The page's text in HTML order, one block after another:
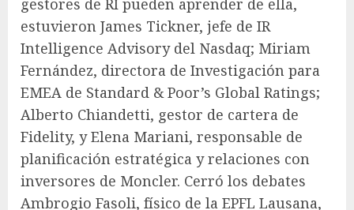
estuvieron James Tickner, jefe de IR
Intelligence Advisory del Nasdaq; Miriam
Fernández, directora de Investigación para
EMEA de Standard & Poor’s Global Ratings;
Alberto Chiandetti, gestor de cartera de
Fidelity, y Elena Mariani, responsable de
planificación estratégica y relaciones con
inversores de Moncler. Cerró los debates
Ambrogio Fasoli, físico de la EPFL Lausana,